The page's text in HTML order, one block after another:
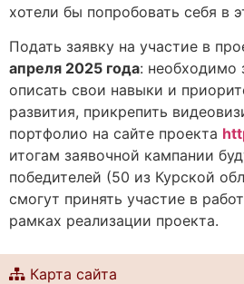
хотели бы попробовать себя в
Подать заявку на участие в
апреля 2025 года: необходимо
описать свои навыки и
развития, прикрепить
портфолио на сайте проекта
итогам заявочной кампании
победителей (50 из Курской
смогут принять участие в
рамках реализации проекта.
Карта сайта